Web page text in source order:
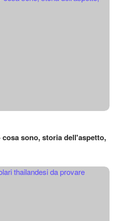
sono, storia dell'aspetto,